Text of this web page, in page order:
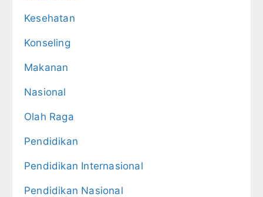
Kesehatan
Konseling
Makanan
Nasional
Olah Raga
Pendidikan
Pendidikan Internasional
Pendidikan Nasional